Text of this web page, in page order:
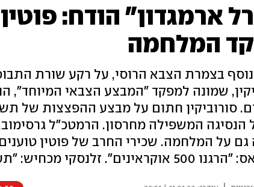
ארמגדון" הודח:
המלחמה
נוסף בצמרת הצבא הרוסי, על רקע שורת
שמונה למפקד "המבצע הצבאי המיוחד",
סורוביקין חתום על מבצע ההפצצות של
הנסיגה המשפילה מחרסון. הרמטכ"ל גרסימוב,
על המלחמה. שכירי החרב של פוטין
זלנסקי מכחיש: "תעמולה של מדינת טרור"